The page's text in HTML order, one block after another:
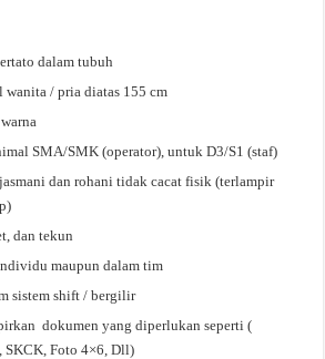
dalam tubuh
/ pria diatas 155 cm
SMA/SMK (operator), untuk D3/S1 (staf)
dan rohani tidak cacat fisik (terlampir
dan tekun
maupun dalam tim
sistem shift / bergilir
dokumen yang diperlukan seperti (
SKCK, Foto 4×6, Dll)